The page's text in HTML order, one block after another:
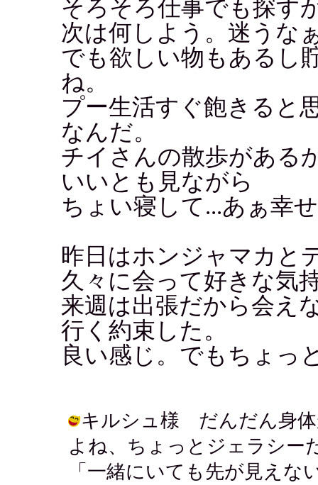
そろそろ仕事でも探す
次は何しよう。迷うな
でも欲しい物もあるし
ね。
プー生活すぐ飽きると
なんだ。
チイさんの散歩がある
いいとも見ながら
ちょい寝して...あぁ幸
昨日はホンジャマカと
久々に会って好きな気
来週は出張だから会え
行く約束した。
良い感じ。でもちょっ
キルシュ様 だんだん身体
よね、ちょっとジェラシー
「一緒にいても先が見え